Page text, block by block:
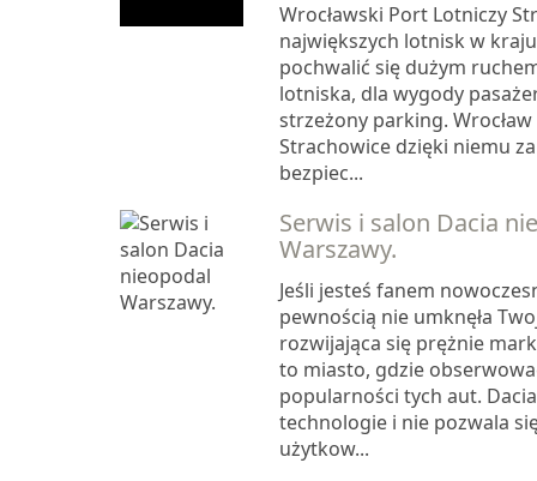
Wrocławski Port Lotniczy
największych lotnisk w
pochwalić się dużym
lotniska, dla wygody
strzeżony parking.
Strachowice dzięki niemu
bezpiec...
Serwis i salon Dacia
Warszawy.
Jeśli jesteś fanem
pewnością nie umknęła
rozwijająca się prężnie
to miasto, gdzie
popularności tych aut.
technologie i nie pozwala
użytkow...